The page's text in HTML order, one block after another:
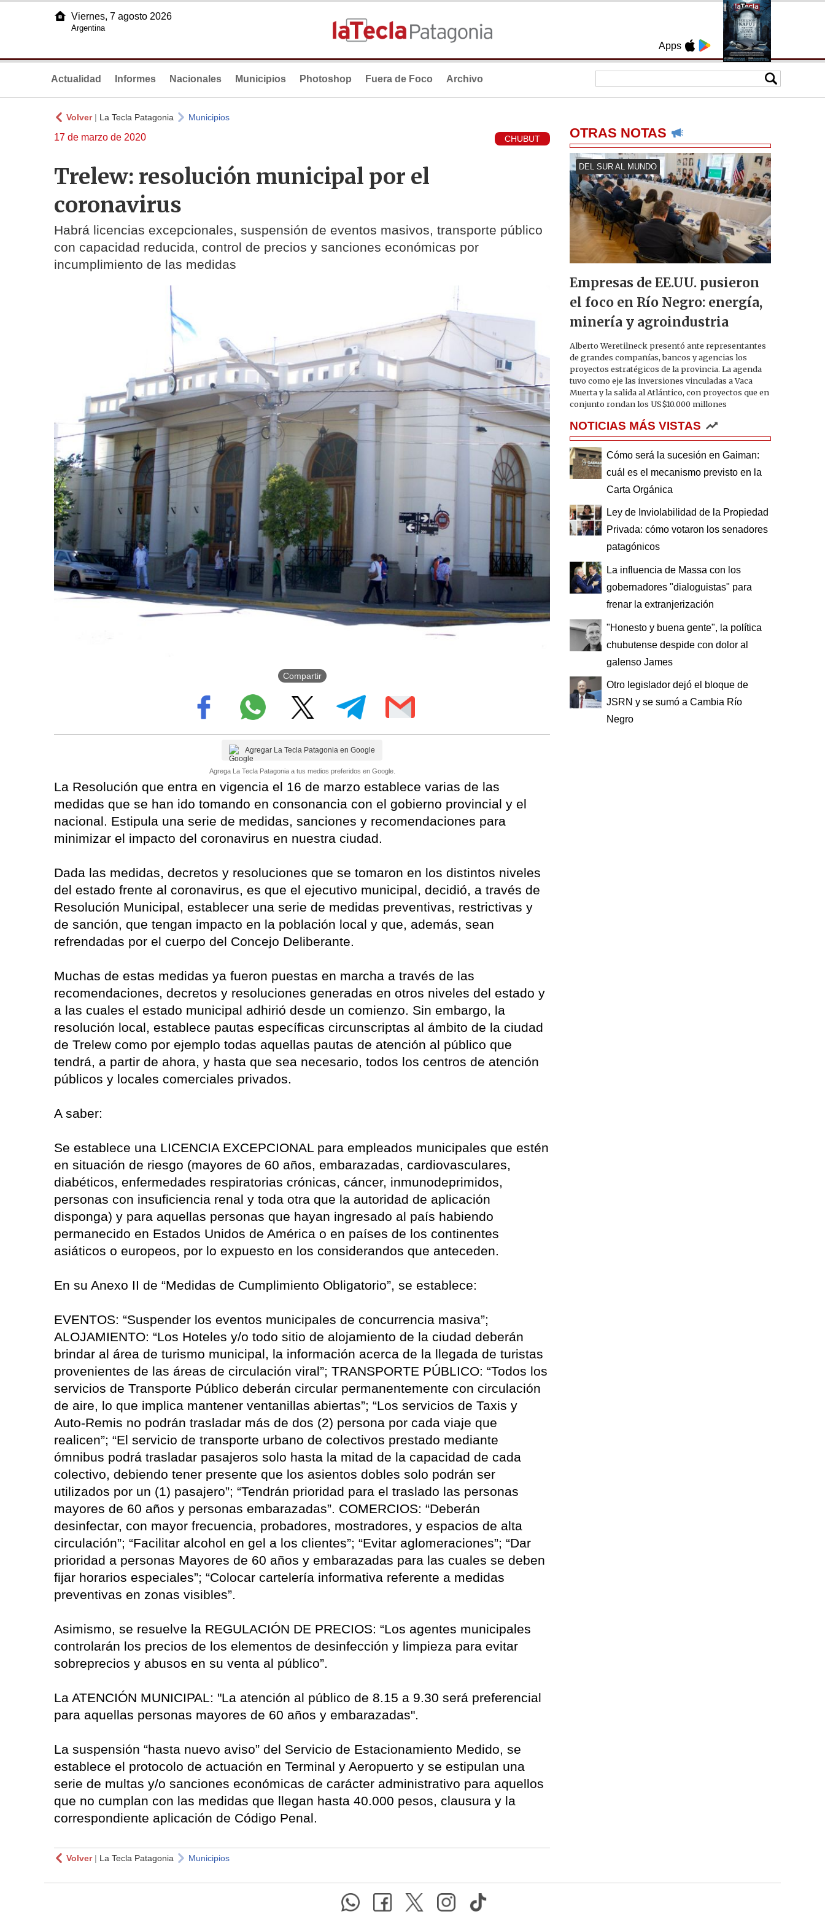
Apps
Viernes, 7 agosto 2026
Argentina
Actualidad Informes Nacionales Municipios Photoshop Fuera de Foco Archivo
Volver| La Tecla Patagonia Municipios
17 de marzo de 2020 CHUBUT
Trelew: resolución municipal por el
coronavirus
Habrá licencias excepcionales, suspensión de eventos masivos, transporte público
con capacidad reducida, control de precios y sanciones económicas por
incumplimiento de las medidas
Compartir
Agregar La Tecla Patagonia en Google
Agrega La Tecla Patagonia a tus medios preferidos en Google.
La Resolución que entra en vigencia el 16 de marzo establece varias de las
medidas que se han ido tomando en consonancia con el gobierno provincial y el
nacional. Estipula una serie de medidas, sanciones y recomendaciones para
minimizar el impacto del coronavirus en nuestra ciudad.
Dada las medidas, decretos y resoluciones que se tomaron en los distintos niveles
del estado frente al coronavirus, es que el ejecutivo municipal, decidió, a través de
Resolución Municipal, establecer una serie de medidas preventivas, restrictivas y
de sanción, que tengan impacto en la población local y que, además, sean
refrendadas por el cuerpo del Concejo Deliberante.
Muchas de estas medidas ya fueron puestas en marcha a través de las
recomendaciones, decretos y resoluciones generadas en otros niveles del estado y
a las cuales el estado municipal adhirió desde un comienzo. Sin embargo, la
resolución local, establece pautas específicas circunscriptas al ámbito de la ciudad
de Trelew como por ejemplo todas aquellas pautas de atención al público que
tendrá, a partir de ahora, y hasta que sea necesario, todos los centros de atención
públicos y locales comerciales privados.
A saber:
Se establece una LICENCIA EXCEPCIONAL para empleados municipales que estén
en situación de riesgo (mayores de 60 años, embarazadas, cardiovasculares,
diabéticos, enfermedades respiratorias crónicas, cáncer, inmunodeprimidos,
personas con insuficiencia renal y toda otra que la autoridad de aplicación
disponga) y para aquellas personas que hayan ingresado al país habiendo
permanecido en Estados Unidos de América o en países de los continentes
asiáticos o europeos, por lo expuesto en los considerandos que anteceden.
En su Anexo II de “Medidas de Cumplimiento Obligatorio”, se establece:
EVENTOS: “Suspender los eventos municipales de concurrencia masiva”;
ALOJAMIENTO: “Los Hoteles y/o todo sitio de alojamiento de la ciudad deberán
brindar al área de turismo municipal, la información acerca de la llegada de turistas
provenientes de las áreas de circulación viral”; TRANSPORTE PÚBLICO: “Todos los
servicios de Transporte Público deberán circular permanentemente con circulación
de aire, lo que implica mantener ventanillas abiertas”; “Los servicios de Taxis y
Auto-Remis no podrán trasladar más de dos (2) persona por cada viaje que
realicen”; “El servicio de transporte urbano de colectivos prestado mediante
ómnibus podrá trasladar pasajeros solo hasta la mitad de la capacidad de cada
colectivo, debiendo tener presente que los asientos dobles solo podrán ser
utilizados por un (1) pasajero”; “Tendrán prioridad para el traslado las personas
mayores de 60 años y personas embarazadas”. COMERCIOS: “Deberán
desinfectar, con mayor frecuencia, probadores, mostradores, y espacios de alta
circulación”; “Facilitar alcohol en gel a los clientes”; “Evitar aglomeraciones”; “Dar
prioridad a personas Mayores de 60 años y embarazadas para las cuales se deben
fijar horarios especiales”; “Colocar cartelería informativa referente a medidas
preventivas en zonas visibles”.
Asimismo, se resuelve la REGULACIÓN DE PRECIOS: “Los agentes municipales
controlarán los precios de los elementos de desinfección y limpieza para evitar
sobreprecios y abusos en su venta al público”.
La ATENCIÓN MUNICIPAL: "La atención al público de 8.15 a 9.30 será preferencial
para aquellas personas mayores de 60 años y embarazadas".
La suspensión “hasta nuevo aviso” del Servicio de Estacionamiento Medido, se
establece el protocolo de actuación en Terminal y Aeropuerto y se estipulan una
serie de multas y/o sanciones económicas de carácter administrativo para aquellos
que no cumplan con las medidas que llegan hasta 40.000 pesos, clausura y la
correspondiente aplicación de Código Penal.
Volver| La Tecla Patagonia Municipios
OTRAS NOTAS
DEL SUR AL MUNDO
Empresas de EE.UU. pusieron
el foco en Río Negro: energía,
minería y agroindustria
Alberto Weretilneck presentó ante representantes
de grandes compañías, bancos y agencias los
proyectos estratégicos de la provincia. La agenda
tuvo como eje las inversiones vinculadas a Vaca
Muerta y la salida al Atlántico, con proyectos que en
conjunto rondan los US$10.000 millones
NOTICIAS MÁS VISTAS
Cómo será la sucesión en Gaiman:
cuál es el mecanismo previsto en la
Carta Orgánica
Ley de Inviolabilidad de la Propiedad
Privada: cómo votaron los senadores
patagónicos
La influencia de Massa con los
gobernadores "dialoguistas" para
frenar la extranjerización
"Honesto y buena gente", la política
chubutense despide con dolor al
galenso James
Otro legislador dejó el bloque de
JSRN y se sumó a Cambia Río
Negro